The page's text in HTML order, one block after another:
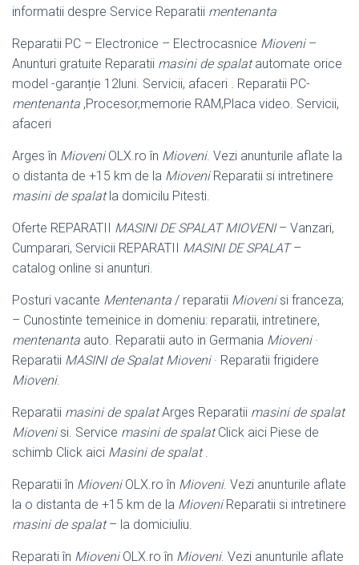
informatii despre Service Reparatii mentenanta
Reparatii PC – Electronice – Electrocasnice Mioveni–
Anunturi gratuite Reparatii masini de spalatautomate orice
model -garanție 12luni. Servicii, afaceri . Reparatii PC-
mentenanta ,Procesor,memorie RAM,Placa video. Servicii,
afaceri
Arges în MioveniOLX.ro în Mioveni. Vezi anunturile aflate la
o distanta de +15 km de la MioveniReparatii si intretinere
masini de spalatla domicilu Pitesti.
Oferte REPARATII MASINI DE SPALAT MIOVENI– Vanzari,
Cumparari, Servicii REPARATII MASINI DE SPALAT–
catalog online si anunturi.
Posturi vacante Mentenanta / reparatii Miovenisi franceza;
– Cunostinte temeinice in domeniu: reparatii, intretinere,
mentenanta auto. Reparatii auto in Germania Mioveni·
Reparatii MASINI de Spalat Mioveni· Reparatii frigidere
Mioveni.
Reparatii masini de spalatArges Reparatii masini de spalat
Miovenisi. Service masini de spalatClick aici Piese de
schimb Click aici Masini de spalat.
Reparatii în MioveniOLX.ro în Mioveni. Vezi anunturile aflate
la o distanta de +15 km de la MioveniReparatii si intretinere
masini de spalat– la domiciuliu.
Reparati în MioveniOLX.ro în Mioveni. Vezi anunturile aflate